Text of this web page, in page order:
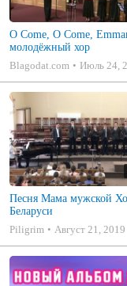
O Come, O Come,
молодёжный хор
Blagodat.com
Июль 24,
Песня Мама мужской
Беларуси
Piligrim
Август 21, 2019